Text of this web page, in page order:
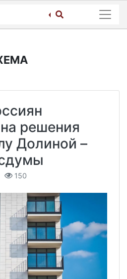
решения
Долиной –
150